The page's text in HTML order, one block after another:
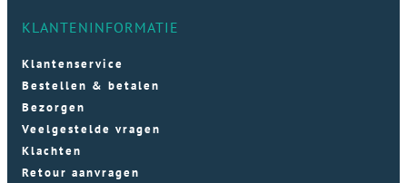
KLANTENINFORMATIE
Klantenservice
Bestellen & betalen
Bezorgen
Veelgestelde vragen
Klachten
Retour aanvragen